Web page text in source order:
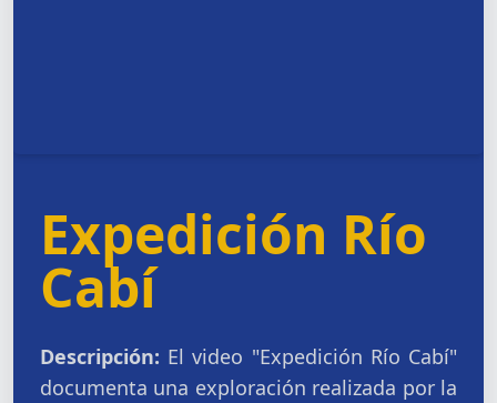
Expedición Río
Cabí
Descripción: El video "Expedición Río Cabí"
documenta una exploración realizada por la